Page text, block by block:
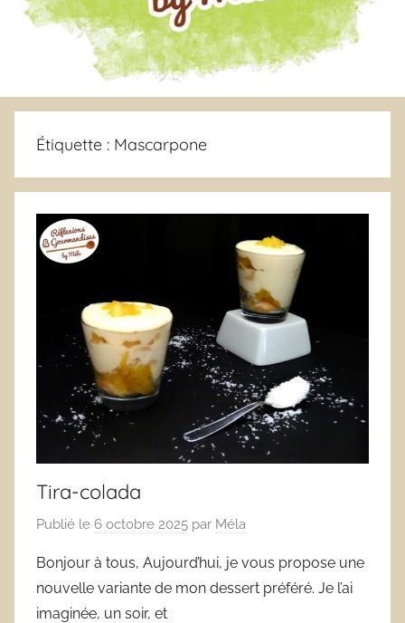
Étiquette : Mascarpone
Tira-colada
Publié le 6 octobre 2025 par Méla
Bonjour à tous, Aujourd’hui, je vous propose une
nouvelle variante de mon dessert préféré. Je l’ai
imaginée, un soir, et